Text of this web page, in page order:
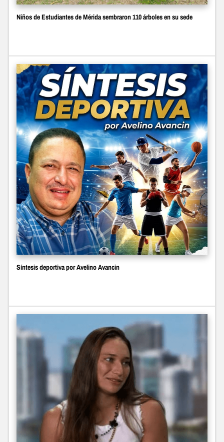
Niños de Estudiantes de Mérida sembraron 110 árboles en su sede
Síntesis deportiva por Avelino Avancin